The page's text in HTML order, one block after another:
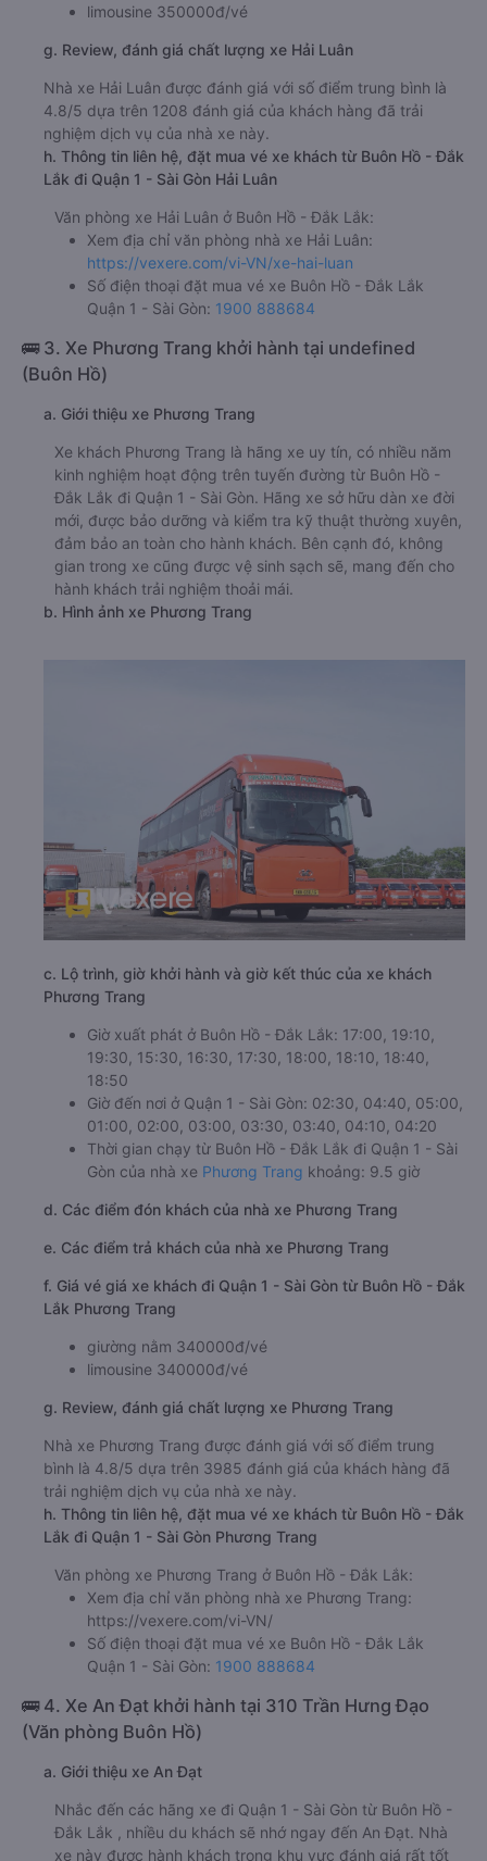
limousine 350000đ/vé
g. Review, đánh giá chất lượng xe Hải Luân
Nhà xe Hải Luân được đánh giá với số điểm trung bình là
4.8/5 dựa trên 1208 đánh giá của khách hàng đã trải
nghiệm dịch vụ của nhà xe này.
h. Thông tin liên hệ, đặt mua vé xe khách từ Buôn Hồ - Đắk
Lắk đi Quận 1 - Sài Gòn Hải Luân
Văn phòng xe Hải Luân ở Buôn Hồ - Đắk Lắk:
Xem địa chỉ văn phòng nhà xe Hải Luân:
https://vexere.com/vi-VN/xe-hai-luan
Số điện thoại đặt mua vé xe Buôn Hồ - Đắk Lắk
Quận 1 - Sài Gòn: 1900 888684
🚌 3. Xe Phương Trang khởi hành tại undefined
(Buôn Hồ)
a. Giới thiệu xe Phương Trang
Xe khách Phương Trang là hãng xe uy tín, có nhiều năm
kinh nghiệm hoạt động trên tuyến đường từ Buôn Hồ -
Đắk Lắk đi Quận 1 - Sài Gòn. Hãng xe sở hữu dàn xe đời
mới, được bảo dưỡng và kiểm tra kỹ thuật thường xuyên,
đảm bảo an toàn cho hành khách. Bên cạnh đó, không
gian trong xe cũng được vệ sinh sạch sẽ, mang đến cho
hành khách trải nghiệm thoải mái.
b. Hình ảnh xe Phương Trang
c. Lộ trình, giờ khởi hành và giờ kết thúc của xe khách
Phương Trang
Giờ xuất phát ở Buôn Hồ - Đắk Lắk: 17:00, 19:10,
19:30, 15:30, 16:30, 17:30, 18:00, 18:10, 18:40,
18:50
Giờ đến nơi ở Quận 1 - Sài Gòn: 02:30, 04:40, 05:00,
01:00, 02:00, 03:00, 03:30, 03:40, 04:10, 04:20
Thời gian chạy từ Buôn Hồ - Đắk Lắk đi Quận 1 - Sài
Gòn của nhà xe Phương Trang khoảng: 9.5 giờ
d. Các điểm đón khách của nhà xe Phương Trang
e. Các điểm trả khách của nhà xe Phương Trang
f. Giá vé giá xe khách đi Quận 1 - Sài Gòn từ Buôn Hồ - Đắk
Lắk Phương Trang
giường nằm 340000đ/vé
limousine 340000đ/vé
g. Review, đánh giá chất lượng xe Phương Trang
Nhà xe Phương Trang được đánh giá với số điểm trung
bình là 4.8/5 dựa trên 3985 đánh giá của khách hàng đã
trải nghiệm dịch vụ của nhà xe này.
h. Thông tin liên hệ, đặt mua vé xe khách từ Buôn Hồ - Đắk
Lắk đi Quận 1 - Sài Gòn Phương Trang
Văn phòng xe Phương Trang ở Buôn Hồ - Đắk Lắk:
Xem địa chỉ văn phòng nhà xe Phương Trang:
https://vexere.com/vi-VN/
Số điện thoại đặt mua vé xe Buôn Hồ - Đắk Lắk
Quận 1 - Sài Gòn: 1900 888684
🚌 4. Xe An Đạt khởi hành tại 310 Trần Hưng Đạo
(Văn phòng Buôn Hồ)
a. Giới thiệu xe An Đạt
Nhắc đến các hãng xe đi Quận 1 - Sài Gòn từ Buôn Hồ -
Đắk Lắk , nhiều du khách sẽ nhớ ngay đến An Đạt. Nhà
xe này được hành khách trong khu vực đánh giá rất tốt